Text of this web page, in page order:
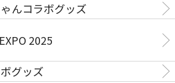
んコラボグッズ
2025
グッズ